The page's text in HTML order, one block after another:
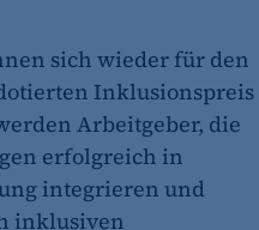
sich wieder für den
Inklusionspreis
Arbeitgeber, die
erfolgreich in
integrieren und
inklusiven